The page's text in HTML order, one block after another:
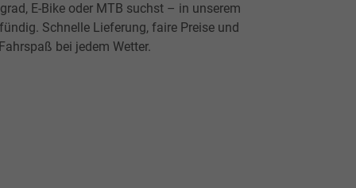
E-Bike oder MTB suchst – in unserem
Schnelle Lieferung, faire Preise und
bei jedem Wetter.